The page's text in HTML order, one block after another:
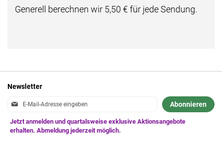
Generell berechnen wir 5,50 € für jede Sendung.
Newsletter
Anmeldung
Newsletter:
Abonnieren